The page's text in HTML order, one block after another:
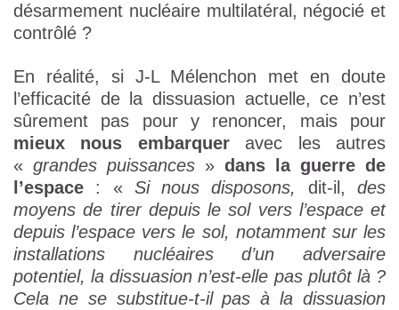
désarmement nucléaire multilatéral, négocié et
contrôlé ?
En réalité, si J-L Mélenchon met en doute
l’efficacité de la dissuasion actuelle, ce n’est
sûrement pas pour y renoncer, mais pour
mieux nous embarqueravec les autres
« grandes puissances » dans la guerre de
l’espace : « Si nous disposons, dit-il,des
moyens de tirer depuis le sol vers l’espace et
depuis l’espace vers le sol, notamment sur les
installations nucléaires d’un adversaire
potentiel, la dissuasion n’est-elle pas plutôt là ?
Cela ne se substitue-t-il pas à la dissuasion